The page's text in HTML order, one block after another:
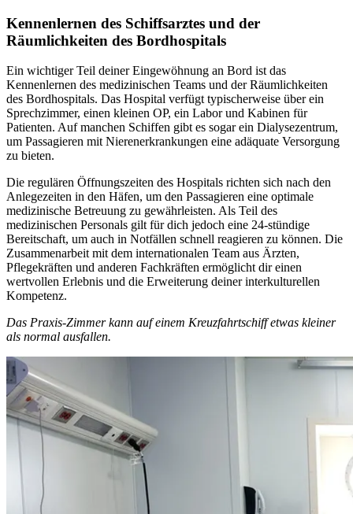
Kennenlernen des Schiffsarztes und der
Räumlichkeiten des Bordhospitals
Ein wichtiger Teil deiner Eingewöhnung an Bord ist das
Kennenlernen des medizinischen Teams und der Räumlichkeiten
des Bordhospitals. Das Hospital verfügt typischerweise über ein
Sprechzimmer, einen kleinen OP, ein Labor und Kabinen für
Patienten. Auf manchen Schiffen gibt es sogar ein Dialysezentrum,
um Passagieren mit Nierenerkrankungen eine adäquate Versorgung
zu bieten.
Die regulären Öffnungszeiten des Hospitals richten sich nach den
Anlegezeiten in den Häfen, um den Passagieren eine optimale
medizinische Betreuung zu gewährleisten. Als Teil des
medizinischen Personals gilt für dich jedoch eine 24-stündige
Bereitschaft, um auch in Notfällen schnell reagieren zu können. Die
Zusammenarbeit mit dem internationalen Team aus Ärzten,
Pflegekräften und anderen Fachkräften ermöglicht dir einen
wertvollen Erlebnis und die Erweiterung deiner interkulturellen
Kompetenz.
Das Praxis-Zimmer kann auf einem Kreuzfahrtschiff etwas kleiner
als normal ausfallen.